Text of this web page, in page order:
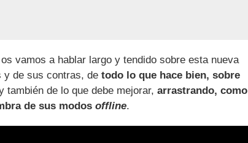
vamos a hablar largo y tendido sobre esta nueva
y de sus contras, de todo lo que hace bien, sobre
también de lo que debe mejorar, arrastrando, como
de sus modos offline.